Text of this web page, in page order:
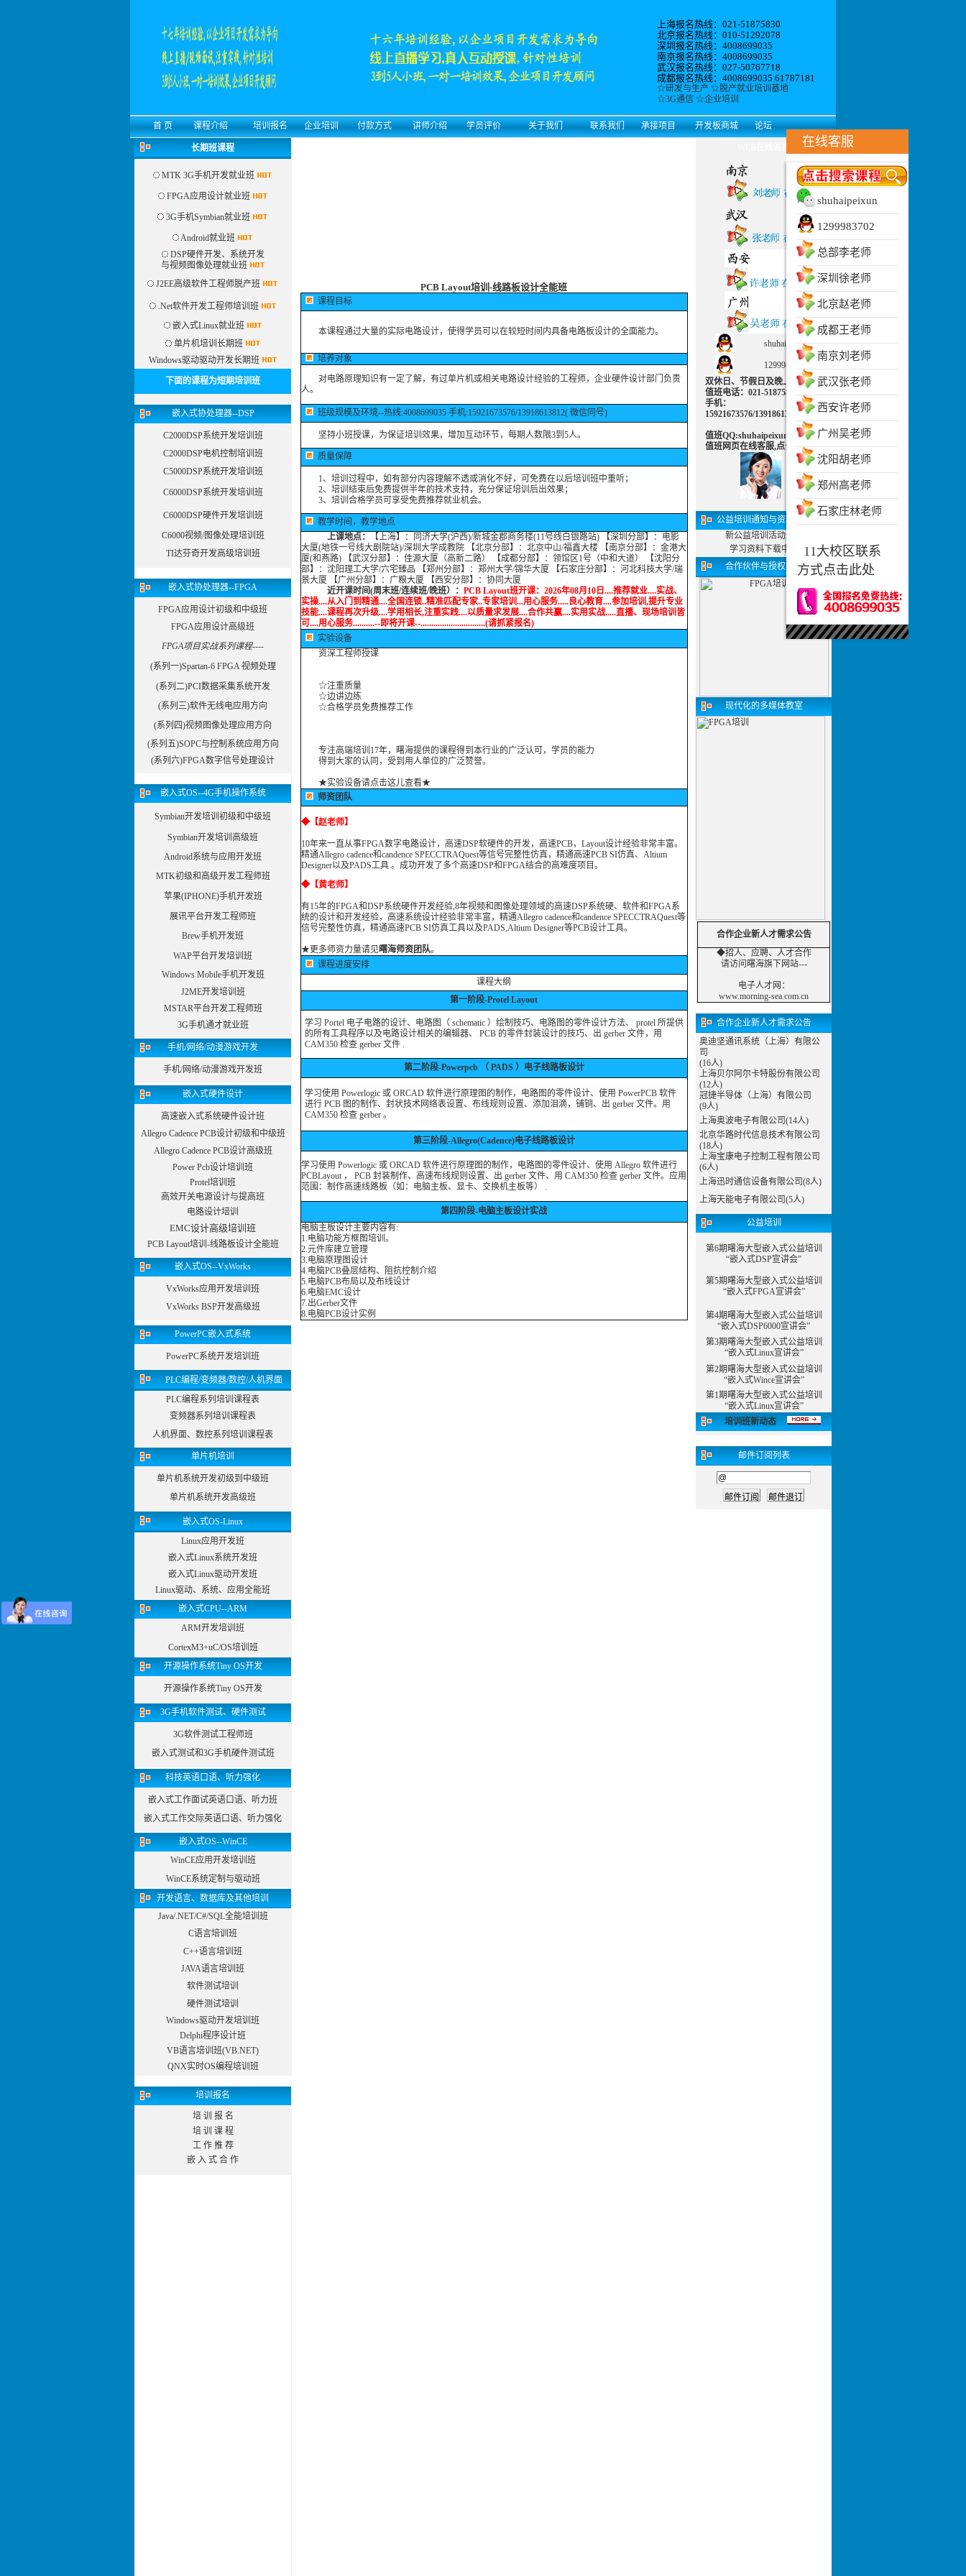
上海报名热线：021-51875830
北京报名热线：010-51292078
深圳报名热线：4008699035
南京报名热线：4008699035
武汉报名热线：027-50767718
成都报名热线：4008699035 61787181
☆研发与生产 ☆脱产就业培训基地
☆3G通信 ☆企业培训
首 页 课程介绍 培训报名 企业培训 付款方式 讲师介绍 学员评价 关于我们 联系我们 承接项目 开发板商城 论坛
长期班课程
MTK 3G手机开发就业班
FPGA应用设计就业班
3G手机Symbian就业班
Android就业班
DSP硬件开发、系统开发
与视频图像处理就业班
J2EE高级软件工程师脱产班
.Net软件开发工程师培训班
嵌入式Linux就业班
单片机培训长期班
Windows驱动驱动开发长期班
下面的课程为短期培训班
嵌入式协处理器--DSP
C2000DSP系统开发培训班
C2000DSP电机控制培训班
C5000DSP系统开发培训班
C6000DSP系统开发培训班
C6000DSP硬件开发培训班
C6000视频/图像处理培训班
TI达芬奇开发高级培训班
嵌入式协处理器--FPGA
FPGA应用设计初级和中级班
FPGA应用设计高级班
FPGA项目实战系列课程----
(系列一)Spartan-6 FPGA 视频处理
(系列二)PCI数据采集系统开发
(系列三)软件无线电应用方向
(系列四)视频图像处理应用方向
(系列五)SOPC与控制系统应用方向
(系列六)FPGA数字信号处理设计
嵌入式OS--4G手机操作系统
Symbian开发培训初级和中级班
Symbian开发培训高级班
Android系统与应用开发班
MTK初级和高级开发工程师班
苹果(IPHONE)手机开发班
展讯平台开发工程师班
Brew手机开发班
WAP平台开发培训班
Windows Mobile手机开发班
J2ME开发培训班
MSTAR平台开发工程师班
3G手机通才就业班
手机/网络/动漫游戏开发
手机/网络/动漫游戏开发班
嵌入式硬件设计
高速嵌入式系统硬件设计班
Allegro Cadence PCB设计初级和中级班
Allegro Cadence PCB设计高级班
Power Pcb设计培训班
Protel培训班
高效开关电源设计与提高班
电路设计培训
EMC设计高级培训班
PCB Layout培训-线路板设计全能班
嵌入式OS--VxWorks
VxWorks应用开发培训班
VxWorks BSP开发高级班
PowerPC嵌入式系统
PowerPC系统开发培训班
PLC编程/变频器/数控/人机界面
PLC编程系列培训课程表
变频器系列培训课程表
人机界面、数控系列培训课程表
单片机培训
单片机系统开发初级到中级班
单片机系统开发高级班
嵌入式OS-Linux
Linux应用开发班
嵌入式Linux系统开发班
嵌入式Linux驱动开发班
Linux驱动、系统、应用全能班
嵌入式CPU--ARM
ARM开发培训班
CortexM3+uC/OS培训班
开源操作系统Tiny OS开发
开源操作系统Tiny OS开发
3G手机软件测试、硬件测试
3G软件测试工程师班
嵌入式测试和3G手机硬件测试班
科技英语口语、听力强化
嵌入式工作面试英语口语、听力班
嵌入式工作交际英语口语、听力强化
嵌入式OS--WinCE
WinCE应用开发培训班
WinCE系统定制与驱动班
开发语言、数据库及其他培训
Java/.NET/C#/SQL全能培训班
C语言培训班
C++语言培训班
JAVA语言培训班
软件测试培训
硬件测试培训
Windows驱动开发培训班
Delphi程序设计班
VB语言培训班(VB.NET)
QNX实时OS编程培训班
培训报名
培 训 报 名
培 训 课 程
工 作 推 荐
嵌 入 式 合 作
shuhaipeixun
1299983702
双休日、节假日及晚上可致电
值班电话：021-51875830 值班
手机：
15921673576/13918613812
值班QQ:shuhaipeixun
值班网页在线客服,点击交谈：
公益培训通知与资料下载
新公益培训活动通知
学习资料下载中心
合作伙伴与授权机构
现代化的多媒体教室
合作企业新人才需求公告
◆招人、应聘、人才合作
请访问曙海旗下网站---
电子人才网 ：
www.morning-sea.com.cn
合作企业新人才需求公告
奥迪坚通讯系统（上海）有限公
司
(16人)
上海贝尔阿尔卡特股份有限公司
(12人)
冠捷半导体（上海）有限公司
(9人)
上海奥波电子有限公司(14人)
北京华路时代信息技术有限公司
(18人)
上海宝康电子控制工程有限公司
(6人)
上海迅时通信设备有限公司(8人)
上海天能电子有限公司(5人)
公益培训
第6期曙海大型嵌入式公益培训
“嵌入式DSP宣讲会”
第5期曙海大型嵌入式公益培训
“嵌入式FPGA宣讲会”
第4期曙海大型嵌入式公益培训
“嵌入式DSP6000宣讲会”
第3期曙海大型嵌入式公益培训
“嵌入式Linux宣讲会”
第2期曙海大型嵌入式公益培训
“嵌入式Wince宣讲会”
第1期曙海大型嵌入式公益培训
“嵌入式Linux宣讲会”
培训班新动态
邮件订阅列表
PCB Layout培训-线路板设计全能班
课程目标
本课程通过大量的实际电路设计，使得学员可以在较短时间内具备电路板设计的全面能力。
培养对象
对电路原理知识有一定了解，有过单片机或相关电路设计经验的工程师，企业硬件设计部门负责
人。
班级规模及环境--热线:4008699035 手机:15921673576/13918613812( 微信同号)
坚持小班授课，为保证培训效果，增加互动环节，每期人数限3到5人。
质量保障
1、培训过程中，如有部分内容理解不透或消化不好，可免费在以后培训班中重听；
2、培训结束后免费提供半年的技术支持，充分保证培训后出效果；
3、培训合格学员可享受免费推荐就业机会。
教学时间，教学地点
上课地点：
【上海】：同济大学(沪西)/新城金郡商务楼(11号线白银路站) 【深圳分部】：电影
大厦(地铁一号线大剧院站)/深圳大学成教院 【北京分部】：北京中山/福鑫大楼 【南京分部】：金港大
厦(和燕路) 【武汉分部】：佳源大厦（高新二路） 【成都分部】：领馆区1号（中和大道） 【沈阳分
部】：沈阳理工大学/六宅臻品 【郑州分部】：郑州大学/锦华大厦 【石家庄分部】：河北科技大学/瑞
景大厦 【广州分部】：广粮大厦 【西安分部】：协同大厦
近开课时间(周末班/连续班/晚班）： PCB Layout班开课：2026年08月10日....推荐就业....实战、
实操....从入门到精通....全国连锁..精准匹配专家..专家培训...用心服务.....良心教育....参加培训,提升专业
技能....课程再次升级....学用相长,注重实践....以质量求发展....合作共赢....实用实战.....直播、现场培训皆
可....用心服务..........--即将开课--..............................(请抓紧报名)
实验设备
资深工程师授课
☆注重质量
☆边讲边练
☆合格学员免费推荐工作
专注高端培训17年，曙海提供的课程得到本行业的广泛认可，学员的能力
得到大家的认同，受到用人单位的广泛赞誉。
★实验设备请点击这儿查看★
师资团队
◆【赵老师】
10年来一直从事FPGA数字电路设计，高速DSP软硬件的开发，高速PCB，Layout设计经验非常丰富。
精通Allegro cadence和candence SPECCTRAQuest等信号完整性仿真，精通高速PCB SI仿真、Altium
Designer以及PADS工具 。成功开发了多个高速DSP和FPGA结合的高难度项目。
◆【黄老师】
有15年的FPGA和DSP系统硬件开发经验,8年视频和图像处理领域的高速DSP系统硬、软件和FPGA系
统的设计和开发经验，高速系统设计经验非常丰富，精通Allegro cadence和candence SPECCTRAQuest等
信号完整性仿真，精通高速PCB SI仿真工具以及PADS,Altium Designer等PCB设计工具。
★更多师资力量请见曙海师资团队。
课程进度安排
课程大纲
第一阶段-Protel Layout
学习 Portel 电子电路的设计、电路图（ schematic ）绘制技巧、电路图的零件设计方法、 protel 所提供
的所有工具程序以及电路设计相关的编辑器、 PCB 的零件封装设计的技巧、出 gerber 文件，用
CAM350 检查 gerber 文件 .
第二阶段-Powerpcb （ PADS ）电子线路板设计
学习使用 Powerlogic 或 ORCAD 软件进行原理图的制作，电路图的零件设计、使用 PowerPCB 软件
进行 PCB 图的制作、封状技术网络表设置、布线规则设置、添加泪滴，铺铜、出 gerber 文件。用
CAM350 检查 gerber 。
第三阶段-Allegro(Cadence)电子线路板设计
学习使用 Powerlogic 或 ORCAD 软件进行原理图的制作，电路图的零件设计、使用 Allegro 软件进行
PCBLayout ， PCB 封装制作、高速布线规则设置、出 gerber 文件、用 CAM350 检查 gerber 文件。应用
范围：制作高速线路板（如：电脑主板、显卡、交换机主板等） .
第四阶段-电脑主板设计实战
电脑主板设计主要内容有:
1.电脑功能方框图培训。
2.元件库建立管理
3.电脑原理图设计
4.电脑PCB叠层结构、阻抗控制介绍
5.电脑PCB布局以及布线设计
6.电脑EMC设计
7.出Gerber文件
8.电脑PCB设计实例
在线客服
shuhaipeixun
1299983702
总部李老师
深圳徐老师
北京赵老师
成都王老师
南京刘老师
武汉张老师
西安许老师
广州吴老师
沈阳胡老师
郑州高老师
石家庄林老师
11大校区联系
方式点击此处